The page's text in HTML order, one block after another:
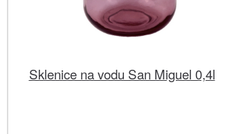
Sklenice na vodu San Miguel 0,4l